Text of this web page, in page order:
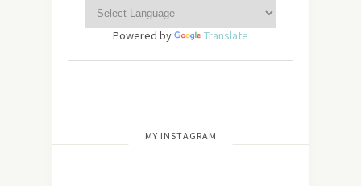
Powered by Translate
MY INSTAGRAM
[wdi_feed id=”2″]